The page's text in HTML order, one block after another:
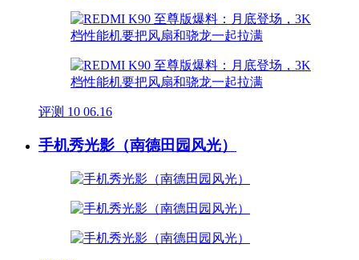
评测 10 06.16
手机秀光影（南德田园风光）